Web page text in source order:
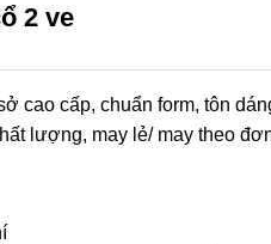
2 ve
cao cấp, chuẩn form, tôn
lượng, may lẻ/ may theo